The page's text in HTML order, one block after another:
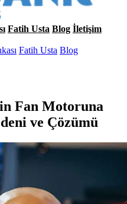
Fatih Usta Blog İletişim
Fatih Usta Blog
Fan Motoruna
ve Çözümü